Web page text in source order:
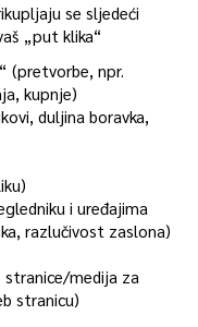
se sljedeći
„put klika“
(pretvorbe, npr.
kupnje)
duljina boravka,
i uređajima
razlučivost zaslona)
stranice/medija za
stranicu)